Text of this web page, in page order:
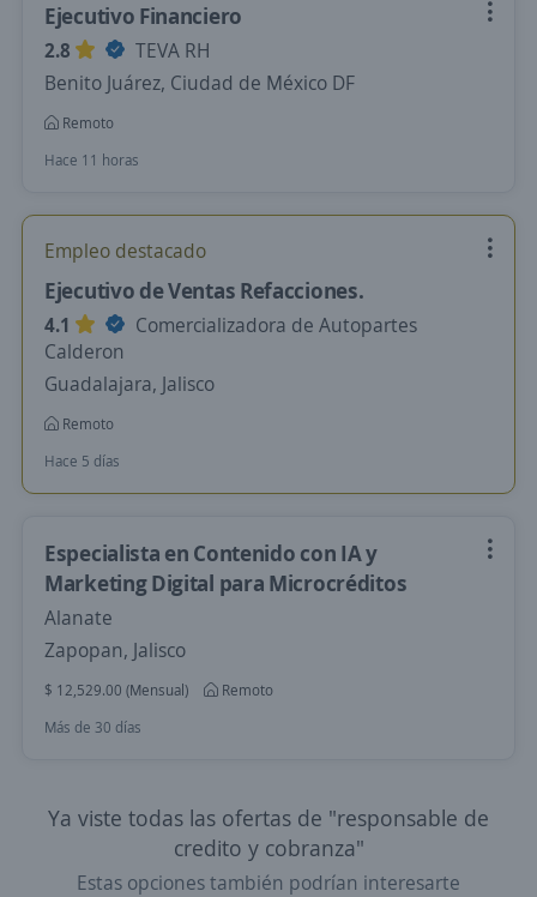
Ejecutivo Financiero
2.8
TEVA RH
Benito Juárez, Ciudad de México DF
Remoto
Hace 11 horas
Empleo destacado
Ejecutivo de Ventas Refacciones.
4.1
Comercializadora de Autopartes
Calderon
Guadalajara, Jalisco
Remoto
Hace 5 días
Especialista en Contenido con IA y
Marketing Digital para Microcréditos
Alanate
Zapopan, Jalisco
$ 12,529.00 (Mensual)
Remoto
Más de 30 días
Ya viste todas las ofertas de "responsable de
credito y cobranza"
Estas opciones también podrían interesarte